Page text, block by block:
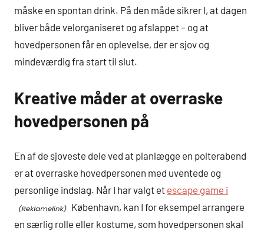
måske en spontan drink. På den måde sikrer I, at dagen
bliver både velorganiseret og afslappet – og at
hovedpersonen får en oplevelse, der er sjov og
mindeværdig fra start til slut.
Kreative måder at overraske
hovedpersonen på
En af de sjoveste dele ved at planlægge en polterabend
er at overraske hovedpersonen med uventede og
personlige indslag. Når I har valgt et escape game i
København, kan I for eksempel arrangere
en særlig rolle eller kostume, som hovedpersonen skal